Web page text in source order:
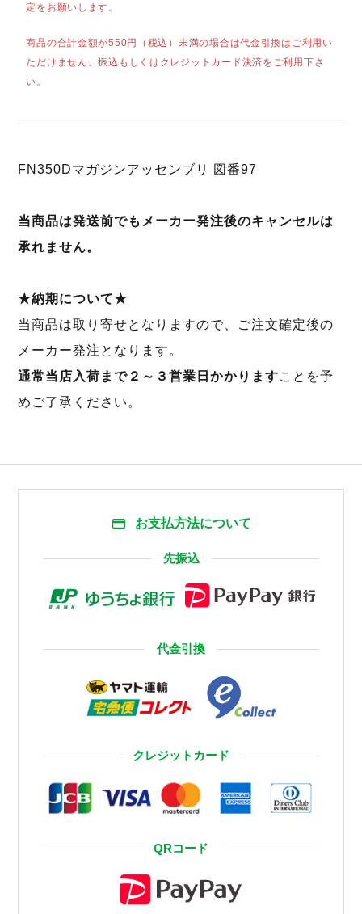
定をお願いします。
商品の合計金額が550円（税込）未満の場合は代金引換はご利用い
ただけません。振込もしくはクレジットカード決済をご利用下さ
い。
FN350Dマガジンアッセンブリ 図番97
当商品は発送前でもメーカー発注後のキャンセルは
承れません。
★納期について★
当商品は取り寄せとなりますので、ご注文確定後の
メーカー発注となります。
通常当店入荷まで２～３営業日かかりますことを予
めご了承ください。
お支払方法について
先振込
代金引換
クレジットカード
QRコード